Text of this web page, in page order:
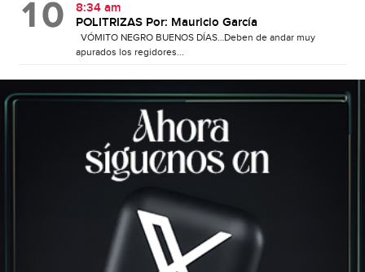
8:34 am
POLITRIZAS Por: Mauricio García
VÓMITO NEGRO BUENOS DÍAS…Deben de andar muy
apurados los regidores...